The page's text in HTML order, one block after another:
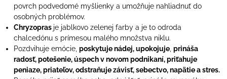
povrch podvedomé myšlienky a umožňuje nahliadnuť do
osobných problémov.
Chryzopras je jablkovo zelenej farby a je to odroda
chalcedónu s prímesou malého množstva niklu.
Pozdvihuje emócie, poskytuje nádej, upokojuje prináša
radosť, potešenie, úspech v novom podnikaní, priťahuje
peniaze, priateľov, odstraňuje závisť, sebectvo, napätie a stres.